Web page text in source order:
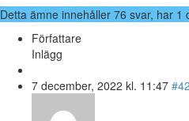
Detta ämne innehåller 76 svar, har
Författare
Inlägg
7 december, 2022 kl. 11:47